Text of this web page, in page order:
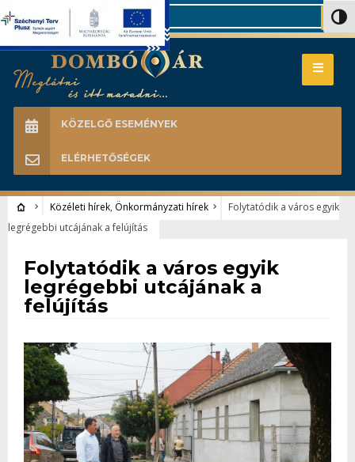
Search
KÖZELGŐ ESEMÉNYEK
ELÉRHETŐSÉGEK
Közéleti hírek, Önkormányzati hírek
Folytatódik a város egyik
legrégebbi utcájának a felújítás
Folytatódik a város egyik
legrégebbi utcájának a
felújítás